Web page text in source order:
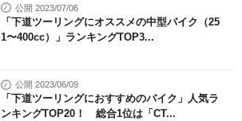
公開 2023/07/06
「下道ツーリングにオススメの中型バイク（25
1〜400cc）」ランキングTOP3...
公開 2023/06/09
「下道ツーリングにおすすめのバイク」人気ラ
ンキングTOP20！ 総合1位は「CT...